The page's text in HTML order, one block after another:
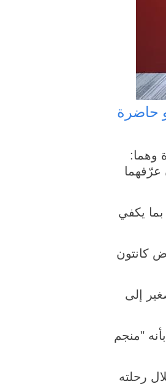
وهما:
من العمر. ولقد مرّ 14 عاما منذ أن عرّفهما
يكفي
كانتون
إلى
"منجم
رحلته